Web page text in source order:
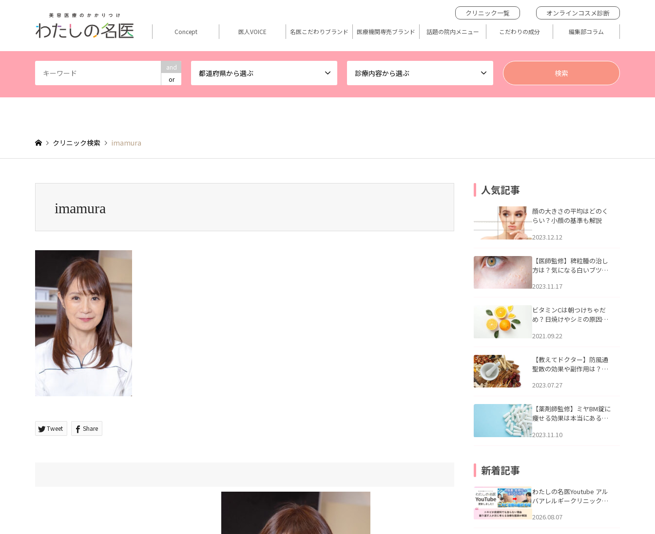
and
or
都道府県から選ぶ 診療内容から選ぶ
クリニック一覧 オンラインコスメ診断
Concept 医人VOICE 名医こだわりブランド 医療機関専売ブランド 話題の院内メニュー こだわりの成分 編集部コラム
クリニック検索 imamura
imamura
Tweet Share
人気記事
顔の大きさの平均はどのく
らい？小顔の基準も解説
2023.12.12
【医師監修】稗粒腫の治し
方は？気になる白いブツブ
アについて
2023.11.17
ビタミンCは朝つけちゃだ
め？日焼けやシミの原因に
2021.09.22
【教えてドクター】防風通
聖散の効果や副作用は？長
2023.07.27
【薬剤師監修】ミヤBM錠に
痩せる効果は本当にある
2023.11.10
新着記事
わたしの名医Youtube アル
バアレルギークリニック札
らない理由｜繰り返す人が
2026.08.07